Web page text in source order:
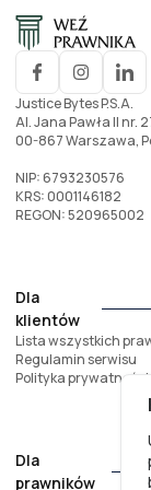
Justice Bytes P.S.A.
Al. Jana Pawła II nr.
00-867 Warszawa,
NIP: 6793230576
KRS: 0001146182
REGON: 520965002
Dla
klientów
Lista wszystkich
Regulamin serwisu
Polityka prywatności
Dla
prawników